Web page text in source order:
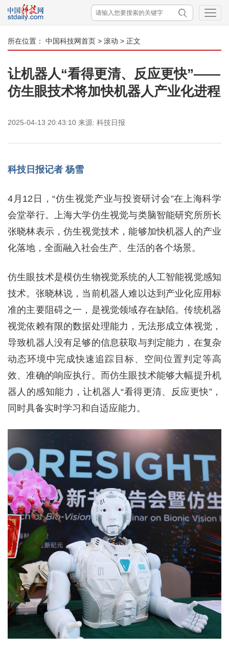
所在位置： 中国科技网首页 > 滚动 > 正文
让机器人“看得更清、反应更快”——
仿生眼技术将加快机器人产业化进程
2025-04-13 20:43:10 来源: 科技日报
科技日报记者 杨雪
4月12日，“仿生视觉产业与投资研讨会”在上海科学
会堂举行。上海大学仿生视觉与类脑智能研究所所长
张晓林表示，仿生视觉技术，能够加快机器人的产业
化落地，全面融入社会生产、生活的各个场景。
仿生眼技术是模仿生物视觉系统的人工智能视觉感知
技术。张晓林说，当前机器人难以达到产业化应用标
准的主要阻碍之一，是视觉领域存在缺陷。传统机器
视觉依赖有限的数据处理能力，无法形成立体视觉，
导致机器人没有足够的信息获取与判定能力，在复杂
动态环境中完成快速追踪目标、空间位置判定等高
效、准确的响应执行。而仿生眼技术能够大幅提升机
器人的感知能力，让机器人“看得更清、反应更快”，
同时具备实时学习和自适应能力。